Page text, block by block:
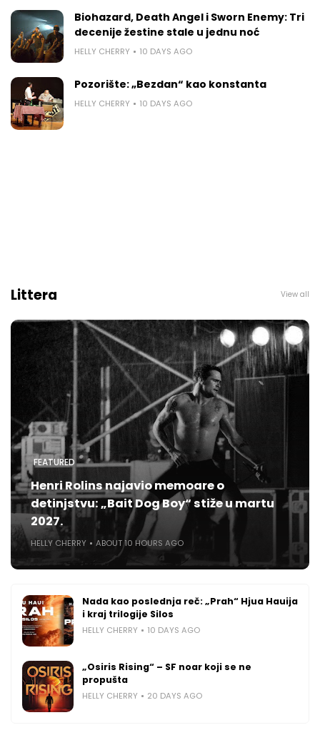
Biohazard, Death Angel i Sworn Enemy: Tri
decenije žestine stale u jednu noć
HELLY CHERRY 10 DAYS AGO
Pozorište: „Bezdan“ kao konstanta
HELLY CHERRY 10 DAYS AGO
Littera View all
FEATURED
Henri Rolins najavio memoare o
detinjstvu: „Bait Dog Boy“ stiže u martu
2027.
HELLY CHERRY ABOUT 10 HOURS AGO
Nada kao poslednja reč: „Prah“ Hjua Hauija
i kraj trilogije Silos
HELLY CHERRY 10 DAYS AGO
„Osiris Rising“ – SF noar koji se ne
propušta
HELLY CHERRY 20 DAYS AGO